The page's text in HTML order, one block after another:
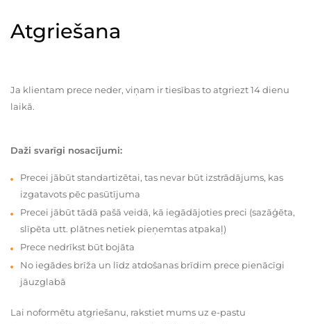
Atgriešana
Ja klientam prece neder, viņam ir tiesības to atgriezt 14 dienu
laikā.
Daži svarīgi nosacījumi:
Precei jābūt standartizētai, tas nevar būt izstrādājums, kas
izgatavots pēc pasūtījuma
Precei jābūt tādā pašā veidā, kā iegādājoties preci (sazāģēta,
slīpēta utt. plātnes netiek pieņemtas atpakaļ)
Prece nedrīkst būt bojāta
No iegādes brīža un līdz atdošanas brīdim prece pienācīgi
jāuzglabā
Lai noformētu atgriešanu, rakstiet mums uz e-pastu